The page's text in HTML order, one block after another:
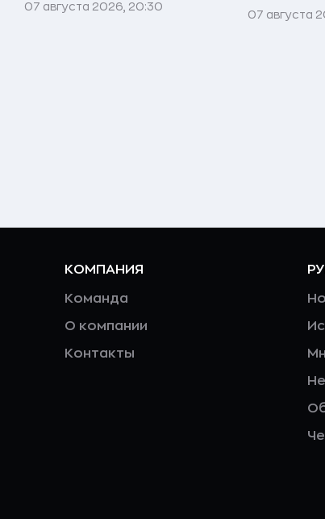
07 августа 2026, 20:30
07 августа
КОМПАНИЯ
Команда
О компании
Контакты